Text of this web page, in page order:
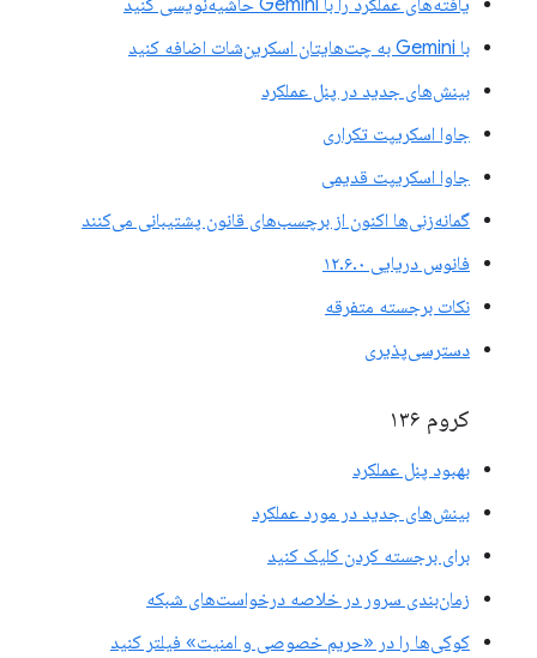
یافته‌های عملکرد را با Gemini حاشیه‌نویسی کنید
با Gemini به چت‌هایتان اسکرین‌شات اضافه کنید
بینش‌های جدید در پنل عملکرد
جاوا اسکریپت تکراری
جاوا اسکریپت قدیمی
گمانه‌زنی‌ها اکنون از برچسب‌های قانون پشتیبانی می‌کنند
فانوس دریایی ۱۲.۶.۰
نکات برجسته متفرقه
دسترسی‌پذیری
کروم ۱۳۶
بهبود پنل عملکرد
بینش‌های جدید در مورد عملکرد
برای برجسته کردن کلیک کنید
زمان‌بندی سرور در خلاصه درخواست‌های شبکه
کوکی‌ها را در «حریم خصوصی و امنیت» فیلتر کنید